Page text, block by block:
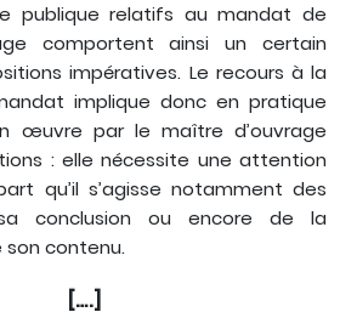
publique relatifs au mandat de
comportent ainsi un certain
impératives. Le recours à la
implique donc en pratique
œuvre par le maître d’ouvrage
: elle nécessite une attention
qu’il s’agisse notamment des
conclusion ou encore de la
contenu.
[….]